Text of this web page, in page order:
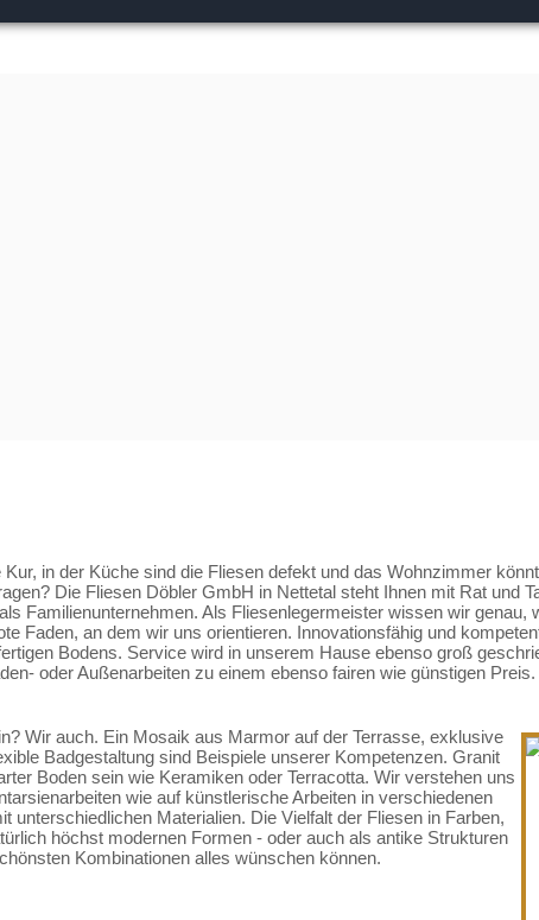
Kur, in der Küche sind die Fliesen defekt und das Wohnzimmer
Die Fliesen Döbler GmbH in Nettetal steht Ihnen mit Rat und
Familienunternehmen. Als Fliesenlegermeister wissen wir genau,
Faden, an dem wir uns orientieren. Innovationsfähig und
Bodens. Service wird in unserem Hause ebenso groß
oder Außenarbeiten zu einem ebenso fairen wie günstigen
Wir auch. Ein Mosaik aus Marmor auf der Terrasse, exklusive
Badgestaltung sind Beispiele unserer Kompetenzen. Granit
Boden sein wie Keramiken oder Terracotta. Wir verstehen uns
wie auf künstlerische Arbeiten in verschiedenen
unterschiedlichen Materialien. Die Vielfalt der Fliesen in Farben,
höchst modernen Formen - oder auch als antike Strukturen
Kombinationen alles wünschen können.